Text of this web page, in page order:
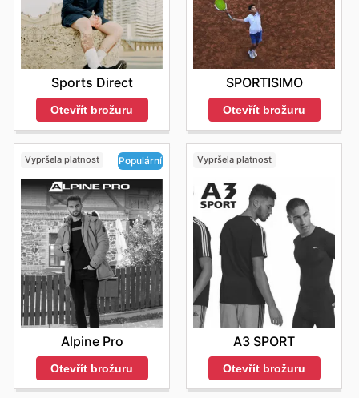
Sports Direct
Otevřít brožuru
SPORTISIMO
Otevřít brožuru
Vypršela platnost Populární
Alpine Pro
Otevřít brožuru
Vypršela platnost
A3 SPORT
Otevřít brožuru